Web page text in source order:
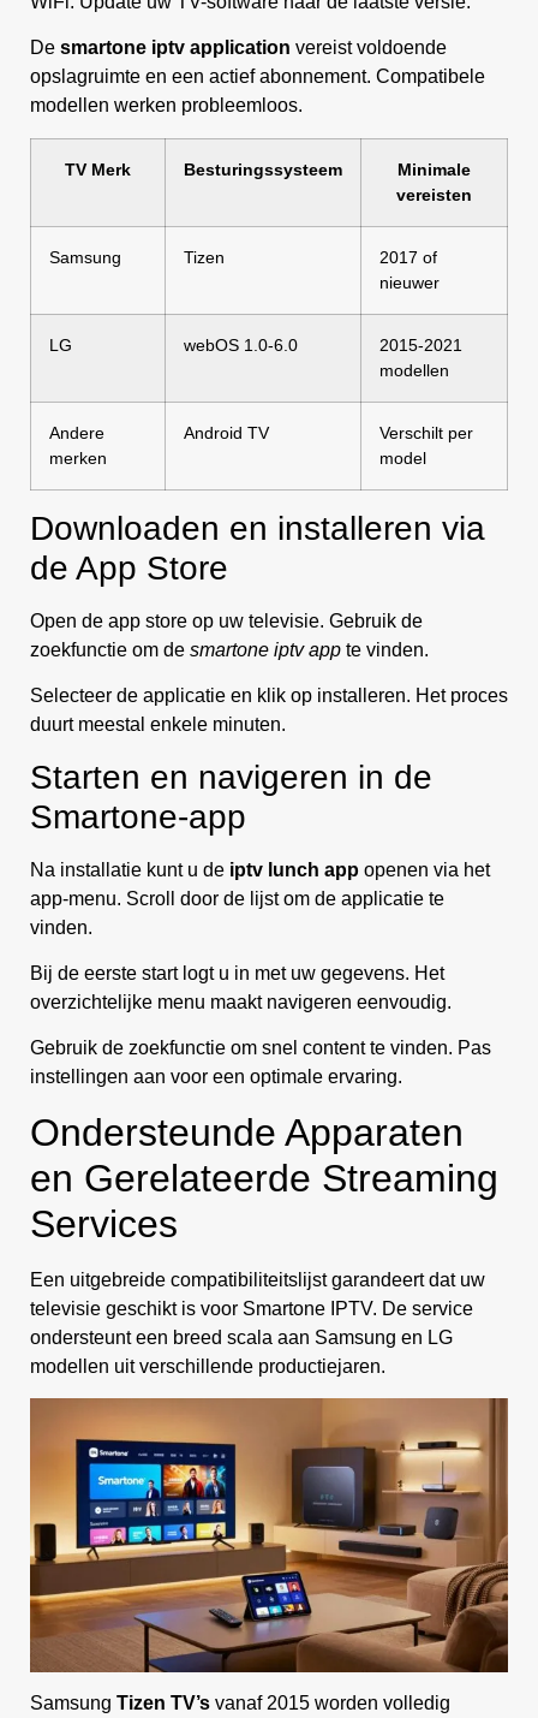
De smartone iptv application vereist voldoende
opslagruimte en een actief abonnement. Compatibele
modellen werken probleemloos.
TV Merk Besturingssysteem
Minimale
vereisten
Samsung Tizen
2017 of
nieuwer
LG webOS 1.0-6.0
2015-2021
modellen
Andere
merken
Android TV
Verschilt per
model
Downloaden en installeren via
de App Store
Open de app store op uw televisie. Gebruik de
zoekfunctie om de smartone iptv app te vinden.
Selecteer de applicatie en klik op installeren. Het proces
duurt meestal enkele minuten.
Starten en navigeren in de
Smartone-app
Na installatie kunt u de iptv lunch app openen via het
app-menu. Scroll door de lijst om de applicatie te
vinden.
Bij de eerste start logt u in met uw gegevens. Het
overzichtelijke menu maakt navigeren eenvoudig.
Gebruik de zoekfunctie om snel content te vinden. Pas
instellingen aan voor een optimale ervaring.
Ondersteunde Apparaten
en Gerelateerde Streaming
Services
Een uitgebreide compatibiliteitslijst garandeert dat uw
televisie geschikt is voor Smartone IPTV. De service
ondersteunt een breed scala aan Samsung en LG
modellen uit verschillende productiejaren.
Samsung Tizen TV’s vanaf 2015 worden volledig